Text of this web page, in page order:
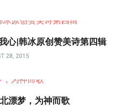
心|韩冰原创赞美诗第四辑
28, 2015
漂梦，为神而歌